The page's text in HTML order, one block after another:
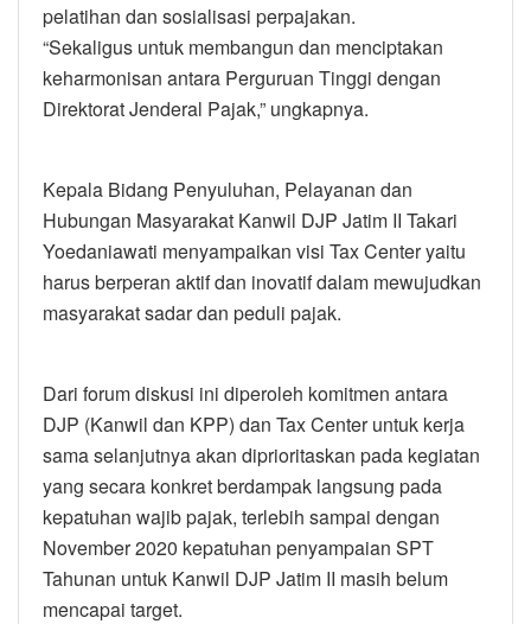
pelatihan dan sosialisasi perpajakan.
“Sekaligus untuk membangun dan menciptakan
keharmonisan antara Perguruan Tinggi dengan
Direktorat Jenderal Pajak,” ungkapnya.
Kepala Bidang Penyuluhan, Pelayanan dan
Hubungan Masyarakat Kanwil DJP Jatim II Takari
Yoedaniawati menyampaikan visi Tax Center yaitu
harus berperan aktif dan inovatif dalam mewujudkan
masyarakat sadar dan peduli pajak.
Dari forum diskusi ini diperoleh komitmen antara
DJP (Kanwil dan KPP) dan Tax Center untuk kerja
sama selanjutnya akan diprioritaskan pada kegiatan
yang secara konkret berdampak langsung pada
kepatuhan wajib pajak, terlebih sampai dengan
November 2020 kepatuhan penyampaian SPT
Tahunan untuk Kanwil DJP Jatim II masih belum
mencapai target.